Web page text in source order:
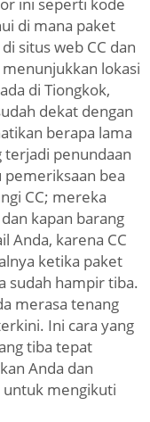
di mana paket
situs web CC dan
lokasi
di Tiongkok,
dekat dengan
berapa lama
terjadi penundaan
pemeriksaan bea
CC; mereka
kapan barang
Anda, karena CC
ketika paket
sudah hampir tiba.
merasa tenang
Ini cara yang
tiba tepat
Anda dan
untuk mengikuti